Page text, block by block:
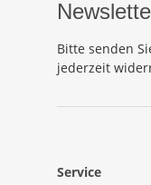
Bitte senden
jederzeit
Service